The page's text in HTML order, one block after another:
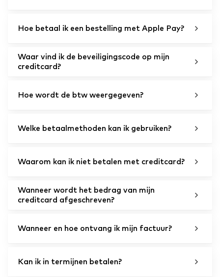
Hoe betaal ik een bestelling met Apple Pay?
Waar vind ik de beveiligingscode op mijn
creditcard?
Hoe wordt de btw weergegeven?
Welke betaalmethoden kan ik gebruiken?
Waarom kan ik niet betalen met creditcard?
Wanneer wordt het bedrag van mijn
creditcard afgeschreven?
Wanneer en hoe ontvang ik mijn factuur?
Kan ik in termijnen betalen?